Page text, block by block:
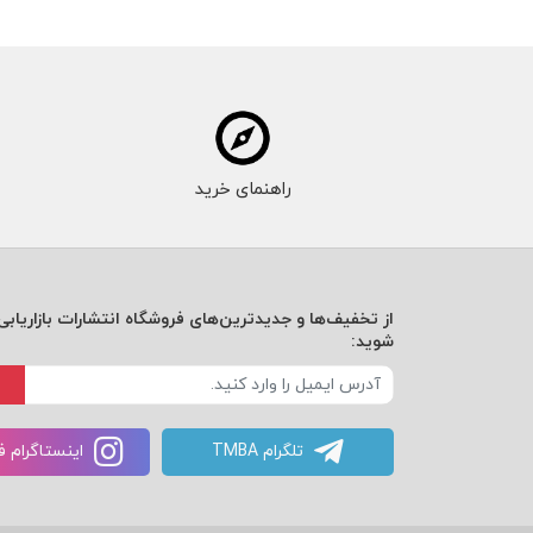
راهنمای خرید
از تخفیف‌ها و جدیدترین‌های فروشگاه انتشارات
شوید:
تلگرام TMBA